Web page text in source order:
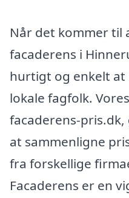
Når det kommer til
facaderens i
hurtigt og enkelt
lokale fagfolk.
facaderens-
at sammenligne
fra forskellige
Facaderens er en